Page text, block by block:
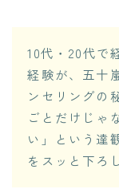
10代・20代で
経験が、五十
ンセリングの
ごとだけじゃ
い」という達
をスッと下ろ